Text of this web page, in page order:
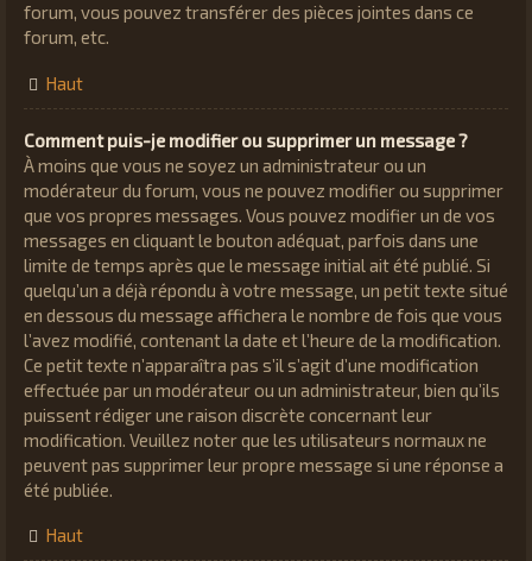
forum, vous pouvez transférer des pièces jointes dans ce
forum, etc.
Haut
Comment puis-je modifier ou supprimer un message ?
À moins que vous ne soyez un administrateur ou un
modérateur du forum, vous ne pouvez modifier ou supprimer
que vos propres messages. Vous pouvez modifier un de vos
messages en cliquant le bouton adéquat, parfois dans une
limite de temps après que le message initial ait été publié. Si
quelqu’un a déjà répondu à votre message, un petit texte situé
en dessous du message affichera le nombre de fois que vous
l’avez modifié, contenant la date et l’heure de la modification.
Ce petit texte n’apparaîtra pas s’il s’agit d’une modification
effectuée par un modérateur ou un administrateur, bien qu’ils
puissent rédiger une raison discrète concernant leur
modification. Veuillez noter que les utilisateurs normaux ne
peuvent pas supprimer leur propre message si une réponse a
été publiée.
Haut